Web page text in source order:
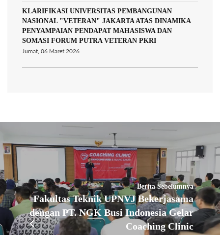
KLARIFIKASI UNIVERSITAS PEMBANGUNAN
NASIONAL "VETERAN" JAKARTA ATAS DINAMIKA
PENYAMPAIAN PENDAPAT MAHASISWA DAN
SOMASI FORUM PUTRA VETERAN PKRI
Jumat, 06 Maret 2026
Berita Sebelumnya
Fakultas Teknik UPNVJ Bekerjasama
dengan PT. NGK Busi Indonesia Gelar
Coaching Clinic